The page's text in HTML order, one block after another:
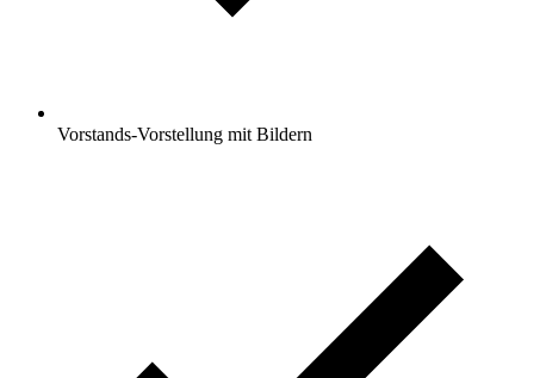
Vorstands-Vorstellung mit Bildern